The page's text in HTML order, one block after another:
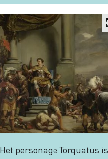
Het personage Torquatus is